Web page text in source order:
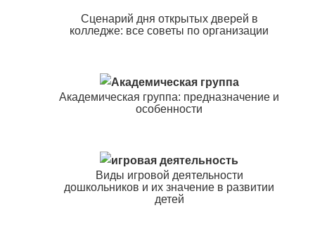
Сценарий дня открытых дверей в
колледже: все советы по организации
Академическая группа: предназначение и
особенности
Виды игровой деятельности
дошкольников и их значение в развитии
детей